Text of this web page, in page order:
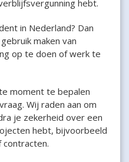
hebt.
in Nederland? Dan
maken van
op te doen of werk te
moment te bepalen
Wij raden aan om
je zekerheid over een
hebt, bijvoorbeeld